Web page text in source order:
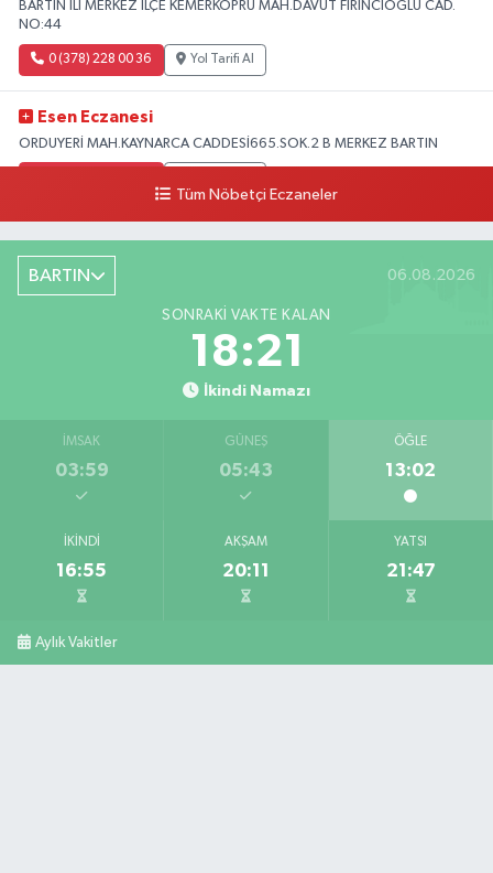
BARTIN ILI MERKEZ ILÇE KEMERKÖPRÜ MAH.DAVUT FIRINCIOGLU CAD.
NO:44
0 (378) 228 00 36 Yol Tarifi Al
Esen Eczanesi
ORDUYERİ MAH.KAYNARCA CADDESİ665.SOK.2 B MERKEZ BARTIN
0 (378) 227 85 45
Tüm Nöbetçi Eczaneler
BARTIN 06.08.2026
SONRAKI VAKTE KALAN
18:20
İkindi Namazı
İMSAK
03:59
GÜNEŞ
05:43
ÖĞLE
13:02
İKINDI
16:55
AKŞAM
20:11
YATSI
21:47
Aylık Vakitler